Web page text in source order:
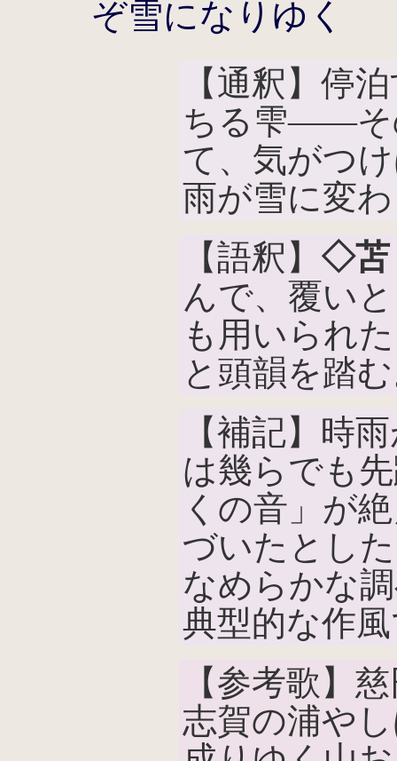
ぞ雪になりゆく
【通釈】停
ちる雫――そ
て、気がつ
雨が雪に変
【語釈】 ◇苫
んで、覆い
も用いられ
と頭韻を踏
【補記】時
は幾らでも
くの音」が
づいたとし
なめらかな
典型的な作
【参考歌】
志賀の浦や